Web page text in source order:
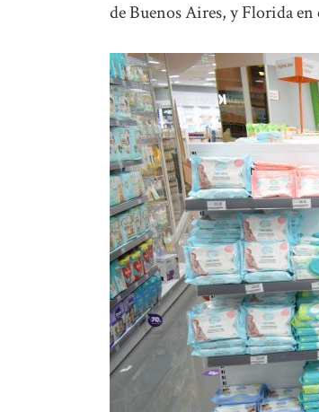
de Buenos Aires, y Florida